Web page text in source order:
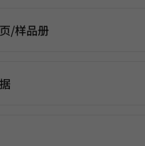
/样品册